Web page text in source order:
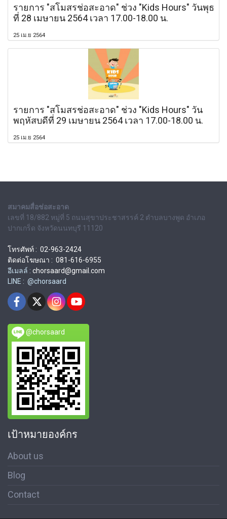
รายการ "สโมสรช่อสะอาด" ช่วง "Kids Hours" วันพุธ
ที่ 28 เมษายน 2564 เวลา 17.00-18.00 น.
25 เม.ย 2564
รายการ "สโมสรช่อสะอาด" ช่วง "Kids Hours" วัน
พฤหัสบดีที่ 29 เมษายน 2564 เวลา 17.00-18.00 น.
25 เม.ย 2564
สมาคมสื่อช่อสะอาด
เลขที่ 18/882 หมู่ที่ 5 ถนนสุขาประชาสรรค์ 2 ตำบลบางพูด อำเภอ
ปากเกร็ด จังหวัดนนทบุรี 11120
โทรศัพท์ : 02-963-2424
ติดต่อโฆษณา : 081-616-6955
อีเมลล์ : chorsaard@gmail.com
LINE : @chorsaard
@chorsaard
เป้าหมายองค์กร
About us
Blog
Contact